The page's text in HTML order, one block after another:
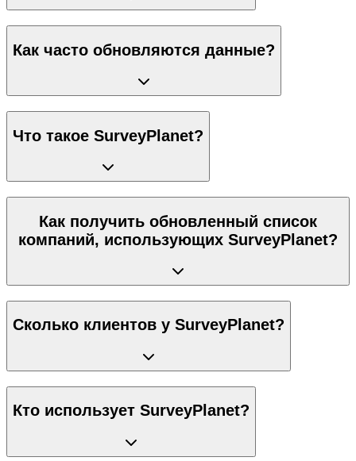
Как часто обновляются данные?
Что такое SurveyPlanet?
Как получить обновленный список
компаний, использующих SurveyPlanet?
Сколько клиентов у SurveyPlanet?
Кто использует SurveyPlanet?